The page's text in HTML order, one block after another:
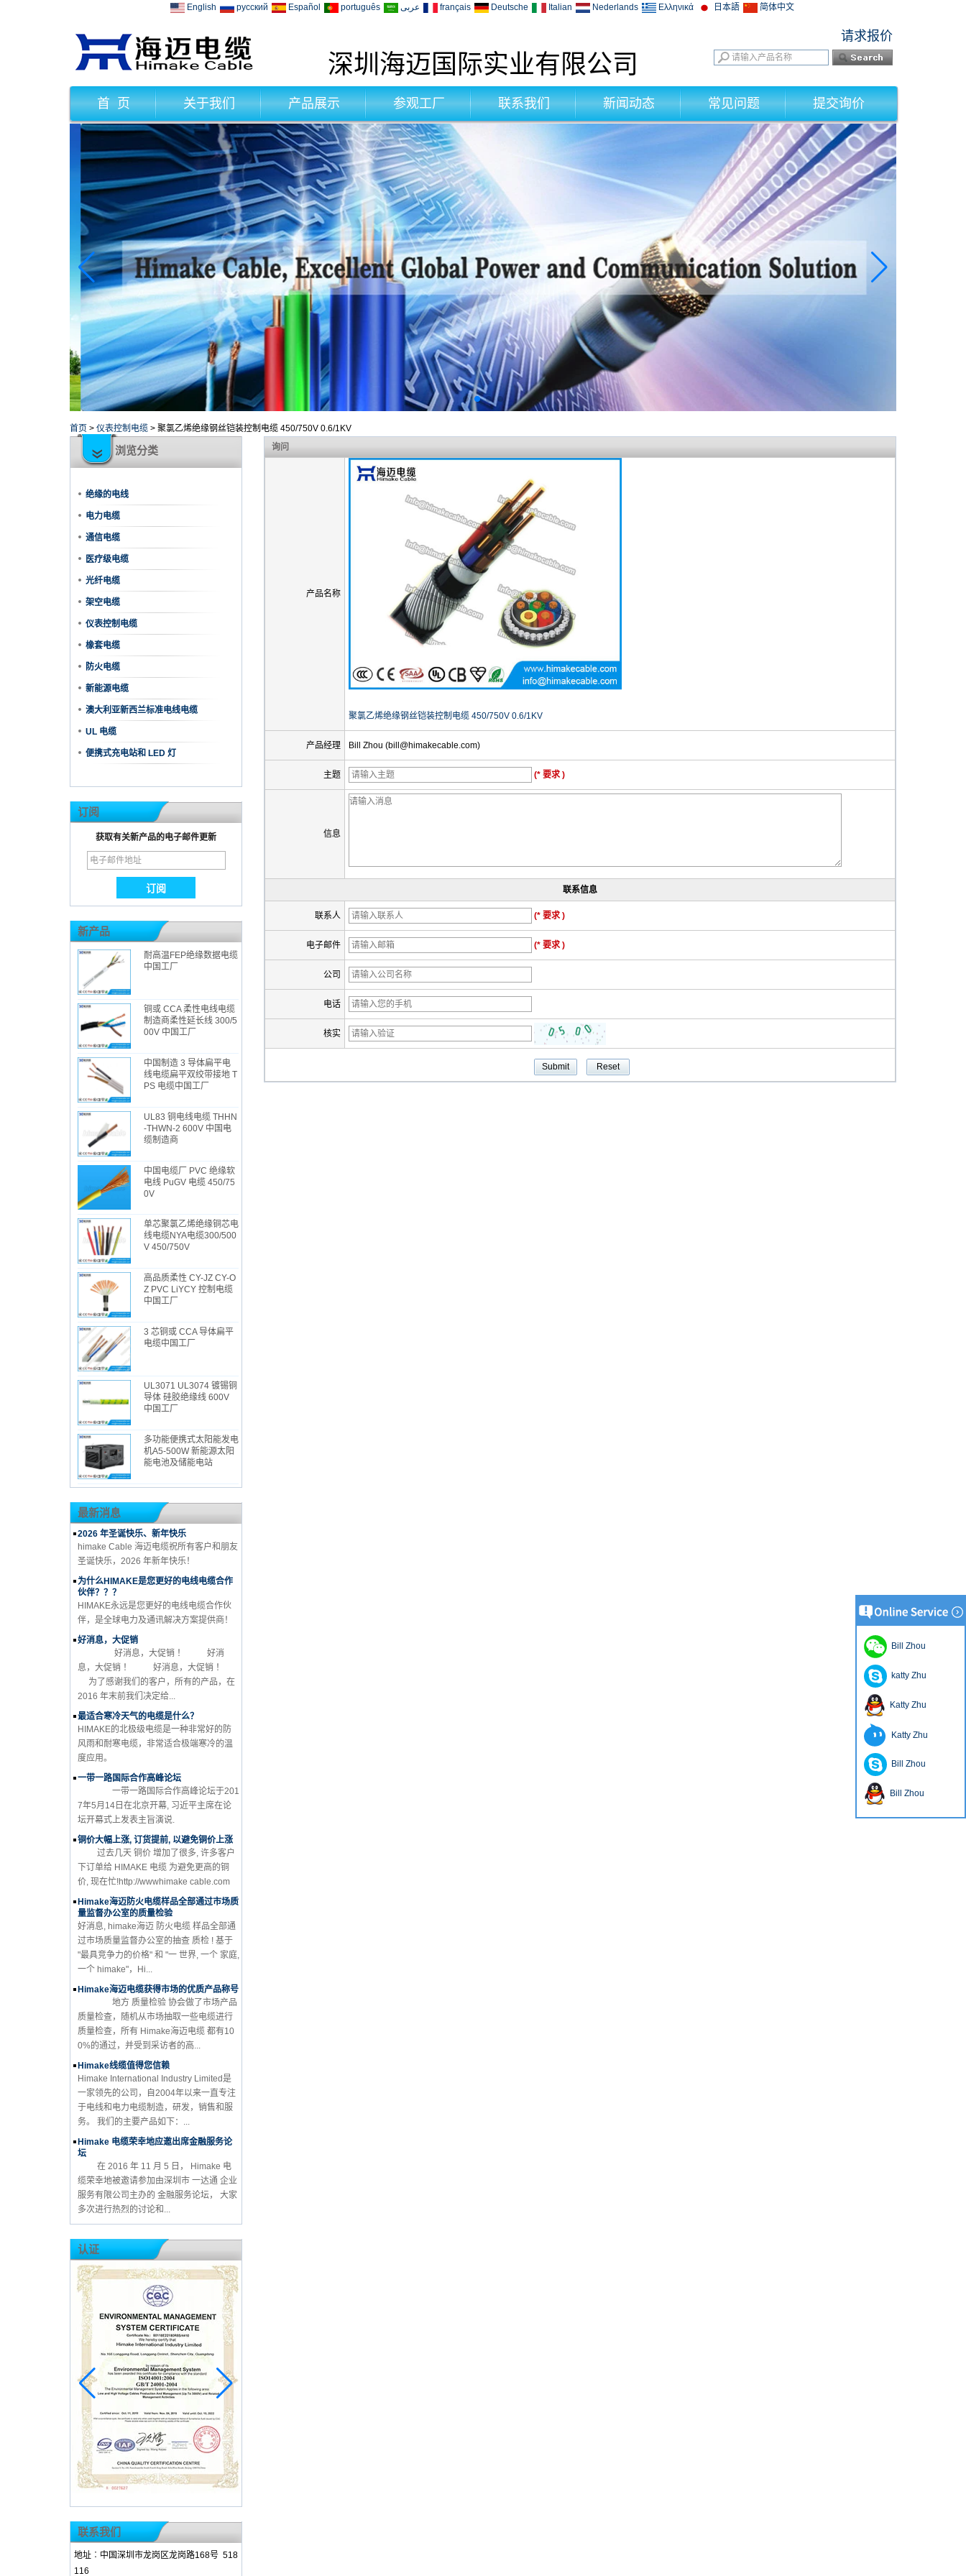
English русский Español português عربى français Deutsche Italian Nederlands Ελληνικά 日本語 简体中文
深圳海迈国际实业有限公司
请求报价
首 页 关于我们 产品展示 参观工厂 联系我们 新闻动态 常见问题 提交询价
首页 > 仪表控制电缆 > 聚氯乙烯绝缘钢丝铠装控制电缆 450/750V 0.6/1KV
浏览分类
绝缘的电线
电力电缆
通信电缆
医疗级电缆
光纤电缆
架空电缆
仪表控制电缆
橡套电缆
防火电缆
新能源电缆
澳大利亚新西兰标准电线电缆
UL 电缆
便携式充电站和 LED 灯
订阅
获取有关新产品的电子邮件更新
新产品
耐高温FEP绝缘数据电缆
中国工厂
铜或 CCA 柔性电线电缆
制造商柔性延长线 300/5
00V 中国工厂
中国制造 3 导体扁平电
线电缆扁平双绞带接地 T
PS 电缆中国工厂
UL83 铜电线电缆 THHN
-THWN-2 600V 中国电
缆制造商
中国电缆厂 PVC 绝缘软
电线 PuGV 电缆 450/75
0V
单芯聚氯乙烯绝缘铜芯电
线电缆NYA电缆300/500
V 450/750V
高品质柔性 CY-JZ CY-O
Z PVC LiYCY 控制电缆
中国工厂
3 芯铜或 CCA 导体扁平
电缆中国工厂
UL3071 UL3074 镀锡铜
导体 硅胶绝缘线 600V
中国工厂
多功能便携式太阳能发电
机A5-500W 新能源太阳
能电池及储能电站
最新消息
2026 年圣诞快乐、新年快乐
himake Cable 海迈电缆祝所有客户和朋友
圣诞快乐，2026 年新年快乐！
为什么HIMAKE是您更好的电线电缆合作
伙伴？？？
HIMAKE永远是您更好的电线电缆合作伙
伴，是全球电力及通讯解决方案提供商！
好消息，大促销
好消息，大促销 ！ 好消
息，大促销 ！ 好消息，大促销 ！
为了感谢我们的客户，所有的产品，在
2016 年末前我们决定给...
最适合寒冷天气的电缆是什么？
HIMAKE的北极级电缆是一种非常好的防
风雨和耐寒电缆，非常适合极端寒冷的温
度应用。
一带一路国际合作高峰论坛
一带一路国际合作高峰论坛于201
7年5月14日在北京开幕, 习近平主席在论
坛开幕式上发表主旨演说.
铜价大幅上涨, 订货提前, 以避免铜价上涨
过去几天 铜价 增加了很多, 许多客户
下订单给 HIMAKE 电缆 为避免更高的铜
价, 现在忙!http://wwwhimake cable.com
Himake海迈防火电缆样品全部通过市场质
量监督办公室的质量检验
好消息, himake海迈 防火电缆 样品全部通
过市场质量监督办公室的抽查 质检 ! 基于
"最具竞争力的价格" 和 "一 世界, 一个 家庭,
一个 himake"，Hi...
Himake海迈电缆获得市场的优质产品称号
地方 质量检验 协会做了市场产品
质量检查，随机从市场抽取一些电缆进行
质量检查，所有 Himake海迈电缆 都有10
0%的通过，并受到采访者的高...
Himake线缆值得您信赖
Himake International Industry Limited是
一家领先的公司，自2004年以来一直专注
于电线和电力电缆制造，研发，销售和服
务。 我们的主要产品如下：...
Himake 电缆荣幸地应邀出席金融服务论
坛
在 2016 年 11 月 5 日， Himake 电
缆荣幸地被邀请参加由深圳市 一达通 企业
服务有限公司主办的 金融服务论坛， 大家
多次进行热烈的讨论和...
认证
联系我们
地址︰中国深圳市龙岗区龙岗路168号 518
116
询问
产品名称
聚氯乙烯绝缘钢丝铠装控制电缆 450/750V 0.6/1KV
产品经理 Bill Zhou (bill@himakecable.com)
主题 (* 要求 )
信息
联系信息
联系人 (* 要求 )
电子邮件 (* 要求 )
公司
电话
核实
Bill Zhou
katty Zhu
Katty Zhu
Katty Zhu
Bill Zhou
Bill Zhou